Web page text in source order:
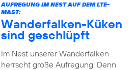
AUFREGUNG IM NEST AUF DEM LTE-
MAST:
Wanderfalken-Küken
sind geschlüpft
Im Nest unserer Wanderfalken
herrscht große Aufregung. Denn